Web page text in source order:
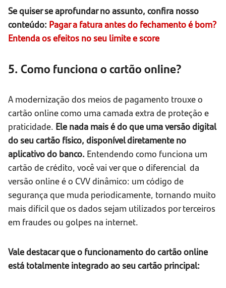
Se quiser se aprofundar no assunto, confira nosso
conteúdo: Pagar a fatura antes do fechamento é bom?
Entenda os efeitos no seu limite e score
5. Como funciona o cartão online?
A modernização dos meios de pagamento trouxe o
cartão online como uma camada extra de proteção e
praticidade. Ele nada mais é do que uma versão digital
do seu cartão físico, disponível diretamente no
aplicativo do banco. Entendendo como funciona um
cartão de crédito, você vai ver que o diferencial da
versão online é o CVV dinâmico: um código de
segurança que muda periodicamente, tornando muito
mais difícil que os dados sejam utilizados por terceiros
em fraudes ou golpes na internet.
Vale destacar que o funcionamento do cartão online
está totalmente integrado ao seu cartão principal: